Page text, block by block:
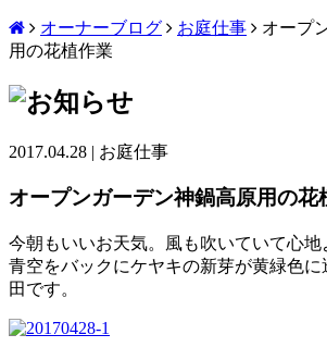
オーナーブログ お庭仕事
オープ
用の花植作業
2017.04.28 | お庭仕事
オープンガーデン神鍋高原用の花
今朝もいいお天気。風も吹いていて心地
青空をバックにケヤキの新芽が黄緑色
田です。